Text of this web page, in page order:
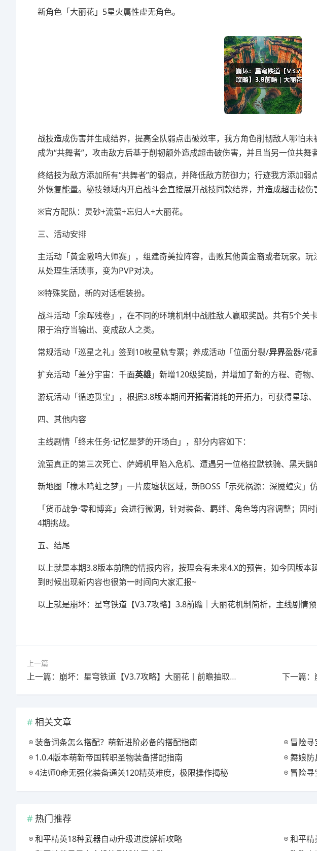
新角色「大丽花」5星火属性虚无角色。
战技造成伤害并生成结界，提高全队弱点击破效率，我方角色削韧敌人哪怕
成为“共舞者”，攻击敌方后基于削韧额外造成超击破伤害，并且当另一位共舞
终结技为敌方添加所有“共舞者”的弱点，并降低敌方防御力；行迹我方添加
外恢复能量。秘技领域内开启战斗会直接展开战技同款结界，并造成超击破伤
※官方配队：灵砂+流萤+忘归人+大丽花。
三、活动安排
主活动「黄金嗷呜大师赛」，组建奇美拉阵容，击败其他黄金裔或者玩家。
从处理生活琐事，变为PVP对决。
※特殊奖励，新的对话框装扮。
战斗活动「余晖残卷」，在不同的环境机制中战胜敌人赢取奖励。共有5个关
限于治疗当输出、变成敌人之类。
常规活动「巡星之礼」签到10枚星轨专票；养成活动「位面分裂/异界盈器/花
扩充活动「差分宇宙：千面英雄」新增120级奖励，并增加了新的方程、奇物
游玩活动「循迹觅宝」，根据3.8版本期间开拓者消耗的开拓力，可获得星琼、
四、其他内容
主线剧情「终末任务·记忆是梦的开场白」，部分内容如下：
流萤真正的第三次死亡、萨姆机甲陷入危机、遭遇另一位格拉默铁骑、黑天
新地图「橡木鸣蛀之梦」一片废墟状区域，新BOSS「示死祸源：深魇蝗灾」
「货币战争·零和博弈」会进行微调，针对装备、羁绊、角色等内容调整；因
4期挑战。
五、结尾
以上就是本期3.8版本前瞻的情报内容，按理会有未来4.X的预告，如今因版本
到时候出现新内容也很第一时间向大家汇报~
以上就是崩坏：星穹铁道【V3.7攻略】3.8前瞻｜大丽花机制简析，主线剧情预
上一篇
上一篇：崩坏：星穹铁道【V3.7攻略】大丽花丨前瞻抽取解析
相关文章
装备词条怎么搭配？萌新进阶必备的搭配指南
冒险
1.0.4版本萌新帝国转职圣物装备搭配指南
舞娘防
4法师0命无强化装备通关120精英难度，极限操作揭秘
冒险
热门推荐
和平精英18种武器自动升级进度解析攻略
和平精